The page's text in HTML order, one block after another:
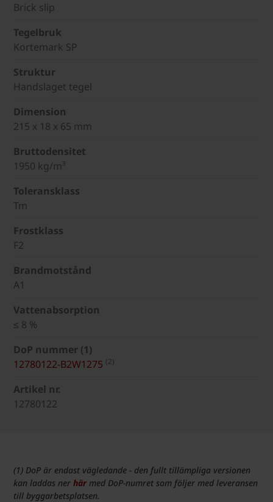
Brick slip
Tegelbruk
Kortemark SP
Struktur
Handslaget tegel
Dimension
215 x 18 x 65 mm
Bruttodensitet
1950 kg/m³
Toleransklass
Tm
Frostklass
F2
Brandmotstånd
A1
Vattenabsorption
≤ 8 %
DoP nummer (1)
12780122-B2W1275 (2)
Artikel nr.
12780122
(1) DoP är endast vägledande - den fullt tillämpliga versionen
kan laddas ner här med DoP-numret som följer med leveransen
till byggarbetsplatsen.